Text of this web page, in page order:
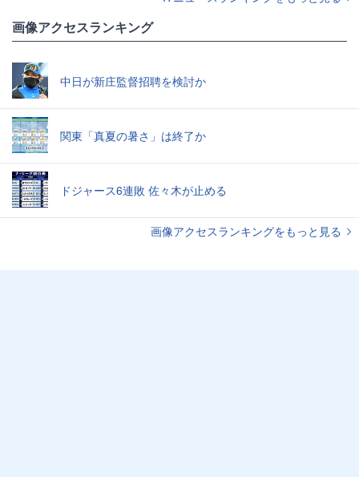
画像アクセスランキング
中日が新庄監督招聘を検討か
関東「真夏の暑さ」は終了か
ドジャース6連敗 佐々木が止める
画像アクセスランキングをもっと見る